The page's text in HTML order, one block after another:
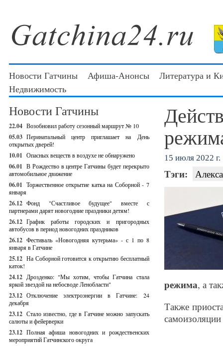
Новости Гатчины Афиша-Анонсы
Литература и
Недвижимость
Новости Гатчины
22.04 Возобновил работу сезонный маршрут № 10
05.03 Перинатальный центр приглашает на День
открытых дверей!
10.01 Опасных веществ в воздухе не обнаружено
06.01 В Рождество в центре Гатчины будет перекрыто
автомобильное движение
06.01 Торжественное открытие катка на Соборной - 7
января
26.12 Фонд "Счастливое будущее" вместе с
партнерами дарят новогодние праздники детям!
26.12 График работы городских и пригородных
автобусов в период новогодних праздников
26.12 Фестиваль «Новогодняя кутерьма» - с 1 по 8
января в Гатчине
25.12 На Соборной готовится к открытию бесплатный
каток!
24.12 Дрозденко: "Мы хотим, чтобы Гатчина стала
яркой звездой на небосводе Ленобласти"
23.12 Отключение электроэнергии в Гатчине: 24
декабря
23.12 Стало известно, где в Гатчине можно запускать
салюты и фейерверки
23.12 Полная афиша новогодних и рождественских
мероприятий Гатчинского округа
15 июля 2022 г.
Тэги:
режима, а
Также